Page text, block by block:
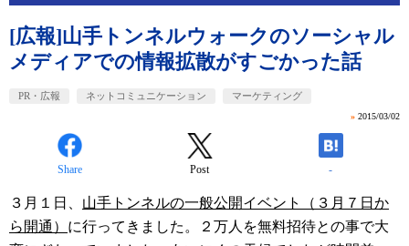
[広報]山手トンネルウォークのソーシャル
メディアでの情報拡散がすごかった話
PR・広報 ネットコミュニケーション マーケティング
» 2015/03/02
Share Post -
３月１日、 山手トンネルの一般公開イベント（３月７日か
ら開通） に行ってきました。２万人を無料招待との事で大